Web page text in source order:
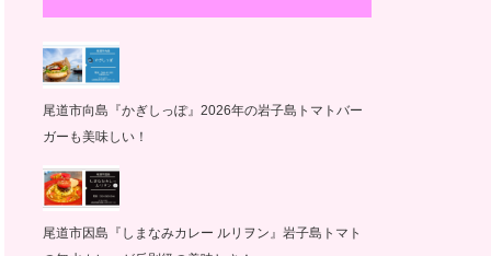
尾道市向島『かぎしっぽ』2026年の岩子島トマトバー
ガーも美味しい！
尾道市因島『しまなみカレー ルリヲン』岩子島トマト